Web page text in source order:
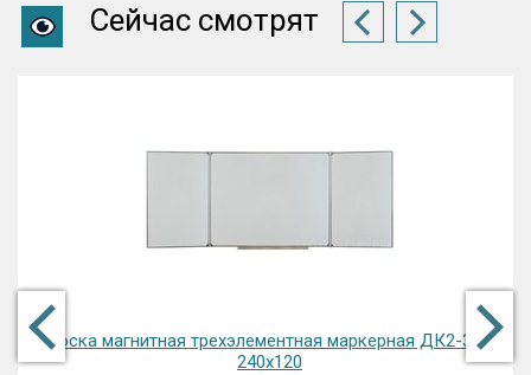
Сейчас смотрят
Доска магнитная трехэлементная маркерная ДК2-35 Б
240х120